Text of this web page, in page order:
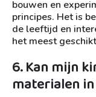
bouwen en
principes. Het is
de leeftijd en
het meest
6. Kan mijn
materialen